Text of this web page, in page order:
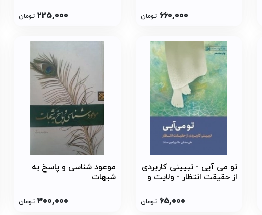
660,000 تومان
صاد - نظام تربیتی و معرفتی
225,000 تومان
تو می آیی - تبیینی کاربردی
از حقیقت انتظار - ولایت و
65,000 تومان
موعود شناسی و پاسخ به
شبهات
300,000 تومان